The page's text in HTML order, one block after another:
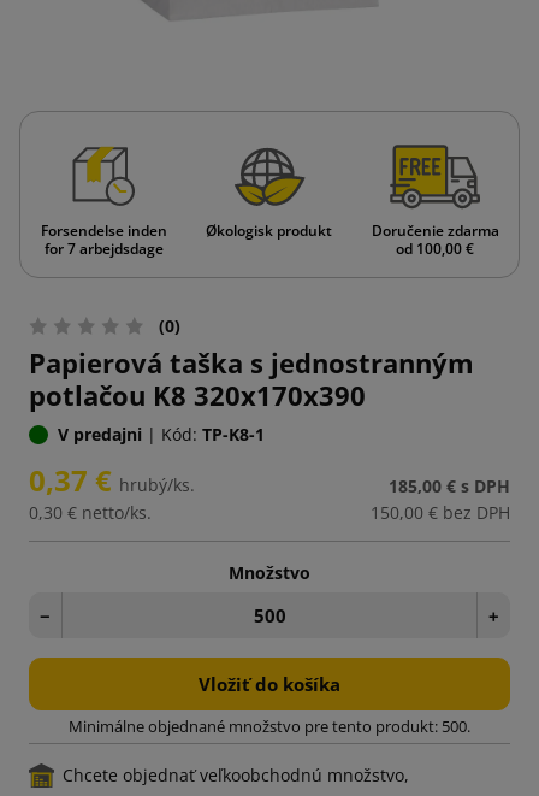
Forsendelse inden
for 7 arbejdsdage
Økologisk produkt
Doručenie zdarma
od 100,00 €
(0)
Papierová taška s jednostranným
potlačou K8 320x170x390
V predajni | Kód: TP-K8-1
0,37 € hrubý/ks.
0,30 € netto/ks.
185,00 € s DPH
150,00 € bez DPH
Množstvo
− +
Vložiť do košíka
Minimálne objednané množstvo pre tento produkt: 500.
Chcete objednať veľkoobchodnú množstvo,